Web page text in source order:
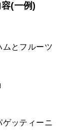
(一例)
ムとフルーツ
ッティーニ